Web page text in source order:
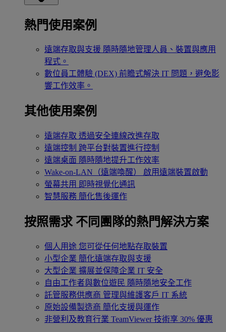
熱門使用案例
遠端存取與支援 隨時隨地管理人員、裝置與應用
程式。
數位員工體驗 (DEX) 前瞻式解決 IT 問題，避免影
響工作效率。
其他使用案例
遠端存取 透過安全連線改進存取
遠端控制 跨平台對裝置進行控制
遠端桌面 隨時隨地提升工作效率
Wake-on-LAN（遠端喚醒）
啟用遠端裝置啟動
螢幕共用 即時視覺化通訊
智慧服務 簡化售後運作
按照需求 不同團隊的熱門解決方案
個人用途 您可從任何地點存取裝置
小型企業 簡化遠端存取與支援
大型企業 擴展並保障企業 IT 安全
自由工作者與數位遊民 隨時隨地安全工作
託管服務供應商 管理與維護客戶 IT 系統
原始設備製造商 簡化支援與運作
非營利及教育行業 TeamViewer 技術享 30% 優惠